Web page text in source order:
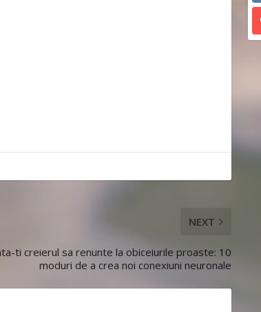
NEXT
ti creierul sa renunte la obiceiurile proaste: 10
moduri de a crea noi conexiuni neuronale